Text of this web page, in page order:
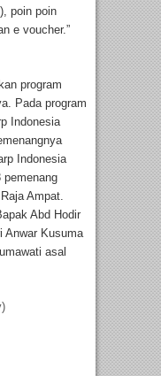
poin poin
e voucher.”
program
Pada program
Indonesia
Indonesia
pemenang
Ampat.
Abd Hodir
Anwar Kusuma
asal